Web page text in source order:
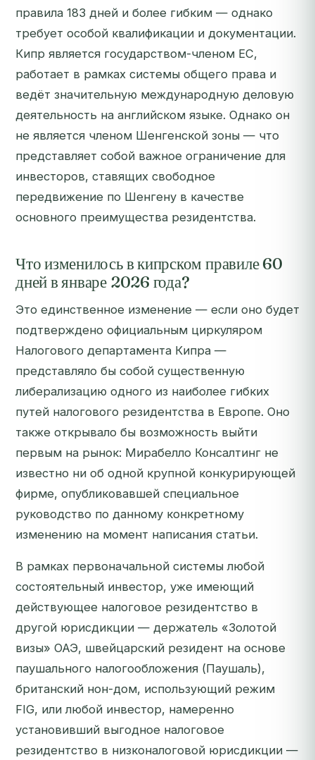
правила 183 дней и более гибким — однако
требует особой квалификации и документации.
Кипр является государством-членом ЕС,
работает в рамках системы общего права и
ведёт значительную международную деловую
деятельность на английском языке. Однако он
не является членом Шенгенской зоны — что
представляет собой важное ограничение для
инвесторов, ставящих свободное
передвижение по Шенгену в качестве
основного преимущества резидентства.
Что изменилось в кипрском правиле 60
дней в январе 2026 года?
Это единственное изменение — если оно будет
подтверждено официальным циркуляром
Налогового департамента Кипра —
представляло бы собой существенную
либерализацию одного из наиболее гибких
путей налогового резидентства в Европе. Оно
также открывало бы возможность выйти
первым на рынок: Мирабелло Консалтинг не
известно ни об одной крупной конкурирующей
фирме, опубликовавшей специальное
руководство по данному конкретному
изменению на момент написания статьи.
В рамках первоначальной системы любой
состоятельный инвестор, уже имеющий
действующее налоговое резидентство в
другой юрисдикции — держатель «Золотой
визы» ОАЭ, швейцарский резидент на основе
паушального налогообложения (Паушаль),
британский нон-дом, использующий режим
FIG, или любой инвестор, намеренно
установивший выгодное налоговое
резидентство в низконалоговой юрисдикции —